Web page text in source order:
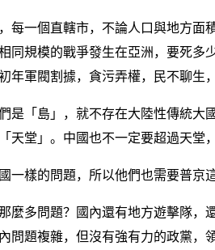
每一個直轄市，不論人口與地方
同規模的戰爭發生在亞洲，要死
年軍閥割據，貪污弄權，民不聊生
是「島」，就不存在大陸性傳統
天堂」。中國也不一定要超過天堂
一樣的問題，所以他們也需要普京
麼多問題？國內還有地方遊擊隊
問題複雜，但沒有強有力的政黨